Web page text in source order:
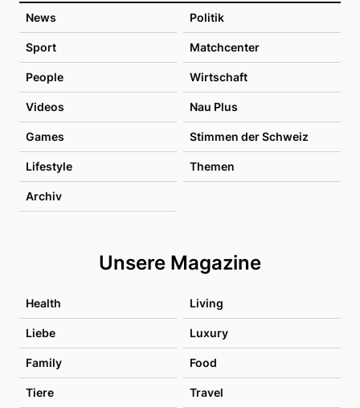
News Politik
Sport Matchcenter
People Wirtschaft
Videos Nau Plus
Games Stimmen der Schweiz
Lifestyle Themen
Archiv
Unsere Magazine
Health Living
Liebe Luxury
Family Food
Tiere Travel